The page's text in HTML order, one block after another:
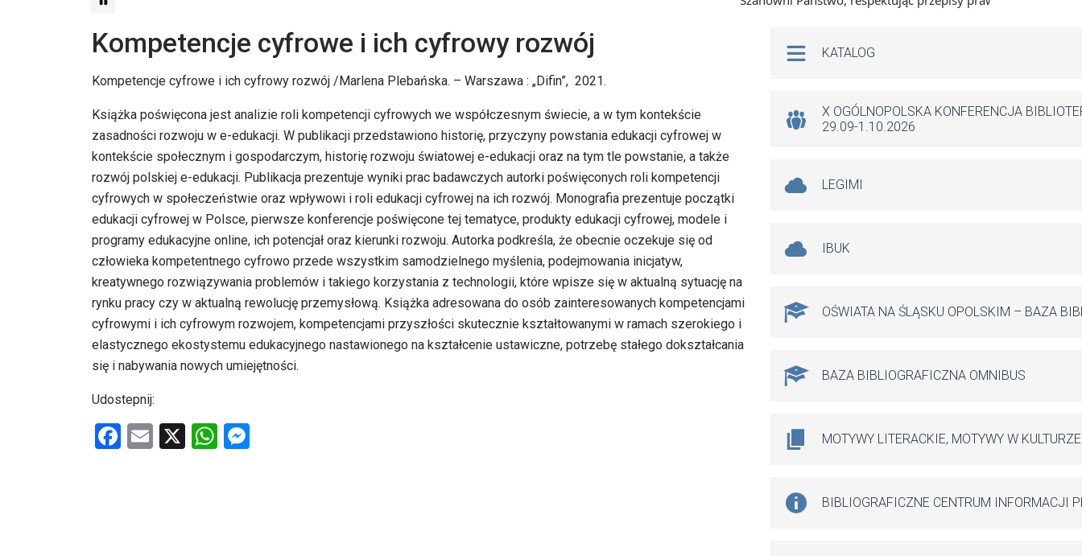
Kompetencje cyfrowe i ich cyfrowy rozwój
Kompetencje cyfrowe i ich cyfrowy rozwój /Marlena Plebańska. – Warszawa : „Difin”, 2021.
Książka poświęcona jest analizie roli kompetencji cyfrowych we współczesnym świecie, a w tym kontekście
zasadności rozwoju w e-edukacji. W publikacji przedstawiono historię, przyczyny powstania edukacji cyfrowej w
kontekście społecznym i gospodarczym, historię rozwoju światowej e-edukacji oraz na tym tle powstanie, a także
rozwój polskiej e-edukacji. Publikacja prezentuje wyniki prac badawczych autorki poświęconych roli kompetencji
cyfrowych w społeczeństwie oraz wpływowi i roli edukacji cyfrowej na ich rozwój. Monografia prezentuje początki
edukacji cyfrowej w Polsce, pierwsze konferencje poświęcone tej tematyce, produkty edukacji cyfrowej, modele i
programy edukacyjne online, ich potencjał oraz kierunki rozwoju. Autorka podkreśla, że obecnie oczekuje się od
człowieka kompetentnego cyfrowo przede wszystkim samodzielnego myślenia, podejmowania inicjatyw,
kreatywnego rozwiązywania problemów i takiego korzystania z technologii, które wpisze się w aktualną sytuację na
rynku pracy czy w aktualną rewolucję przemysłową. Książka adresowana do osób zainteresowanych kompetencjami
cyfrowymi i ich cyfrowym rozwojem, kompetencjami przyszłości skutecznie kształtowanymi w ramach szerokiego i
elastycznego ekostystemu edukacyjnego nastawionego na kształcenie ustawiczne, potrzebę stałego dokształcania
się i nabywania nowych umiejętności.
Udostepnij:
F
E
X
W
Na skróty
KATALOG
X OGÓLNOPOLSKA KONFERENCJA
29.09-1.10.2026
LEGIMI
IBUK
OŚWIATA NA ŚLĄSKU OPOLSKIM – BAZA
BAZA BIBLIOGRAFICZNA OMNIBUS
MOTYWY LITERACKIE, MOTYWY W KULTURZE
BIBLIOGRAFICZNE CENTRUM INFORMACJI